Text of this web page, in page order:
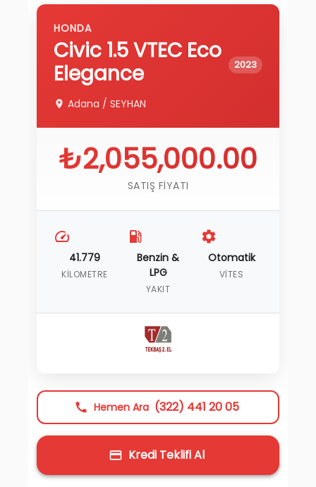
HONDA
Civic 1.5 VTEC Eco
Elegance
2023
Adana / SEYHAN
₺2,055,000.00
SATIŞ FIYATI
41.779
KILOMETRE
Benzin &
LPG
YAKIT
Otomatik
VITES
Hemen Ara (322) 441 20 05
Kredi Teklifi Al